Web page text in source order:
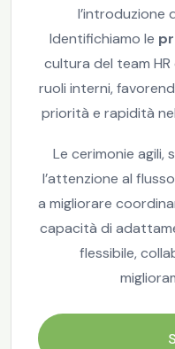
l’introduzione
Identifichiamo le
cultura del team HR
ruoli interni,
priorità e rapidità
Le cerimonie agili,
l’attenzione al
a migliorare
capacità di
flessibile,